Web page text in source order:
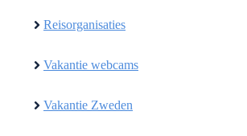
Reisorganisaties
Vakantie webcams
Vakantie Zweden